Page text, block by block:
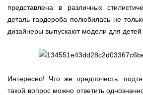
представлена в различных
деталь гардероба полюбилась не
дизайнеры выпускают модели для
Интересно! Что же предпочесть:
такой вопрос можно ответить